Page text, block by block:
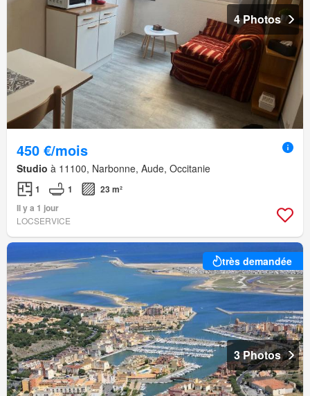
4 Photos
450 €/mois
Studio à 11100, Narbonne, Aude, Occitanie
1 1
23 m²
Il y a 1 jour
LOCSERVICE
très demandée
3 Photos